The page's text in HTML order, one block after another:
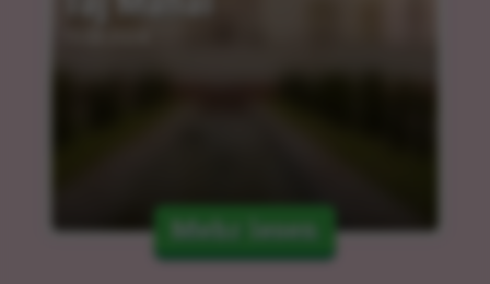
Mehr lesen